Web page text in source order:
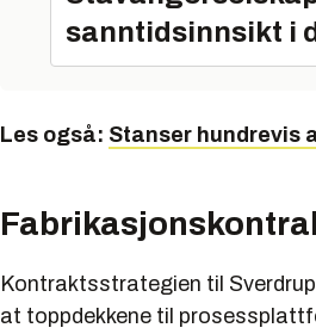
sanntidsinnsikt i
Les også: Stanser hundrevis
Kontraktsstrategien til
at toppdekkene til